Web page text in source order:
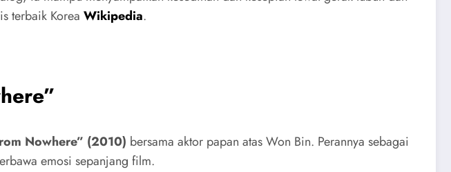
terbaik Korea Wikipedia.
Nowhere” (2010) bersama aktor papan atas Won Bin. Perannya sebagai
emosi sepanjang film.